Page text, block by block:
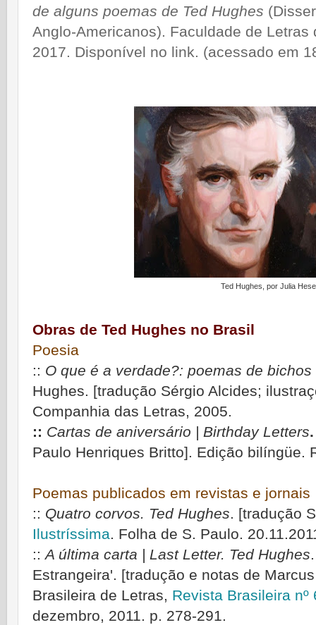
de alguns poemas de Ted Hughes
Anglo-Americanos). Faculdade de Letras
2017. Disponível no link. (acessado em
Ted Hughes, por Julia
Obras de Ted Hughes no Brasil
Poesia
:: O que é a verdade?: poemas de
Hughes. [tradução Sérgio Alcides;
Companhia das Letras, 2005.
:: Cartas de aniversário | Birthday Letters.
Paulo Henriques Britto]. Edição bilíngüe.
Poemas publicados em revistas e jornais
:: Quatro corvos. Ted Hughes. [tradução
Ilustríssima. Folha de S. Paulo.
::A última carta | Last Letter. Ted Hughes
Estrangeira'. [tradução e notas de
Brasileira de Letras, Revista Brasileira nº
dezembro, 2011. p. 278-291.